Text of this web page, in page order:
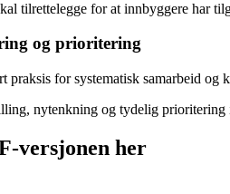
tilrettelegge for at innbyggere har
og prioritering
praksis for systematisk samarbeid
nytenkning og tydelig
versjonen her